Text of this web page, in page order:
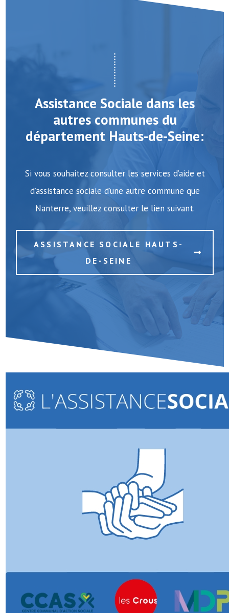
Assistance Sociale dans les
autres communes du
département Hauts-de-Seine:
Si vous souhaitez consulter les services d’aide et
d’assistance sociale d’une autre commune que
Nanterre, veuillez consulter le lien suivant.
ASSISTANCE SOCIALE HAUTS-
DE-SEINE